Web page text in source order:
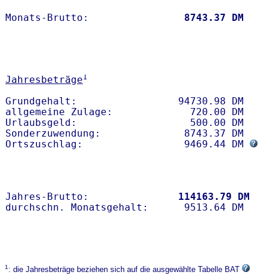
Monats-Brutto: 8743.37 DM
Jahresbeträge1
Grundgehalt:                 94730.98 DM
allgemeine Zulage:             720.00 DM
Urlaubsgeld:                   500.00 DM
Sonderzuwendung:              8743.37 DM
Ortszuschlag:                 9469.44 DM
Jahres-Brutto: 114163.79 DM
1: die Jahresbeträge beziehen sich auf die ausgewählte Tabelle BAT